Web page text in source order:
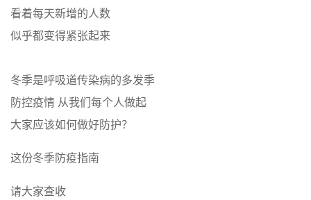
看着每天新增的人数
似乎都变得紧张起来
冬季是呼吸道传染病的多发季
防控疫情 从我们每个人做起
大家应该如何做好防护？
这份冬季防疫指南
请大家查收